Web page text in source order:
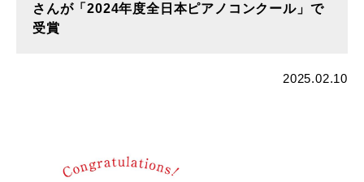
さんが「2024年度全日本ピアノコンクール」で
受賞
2025.02.10